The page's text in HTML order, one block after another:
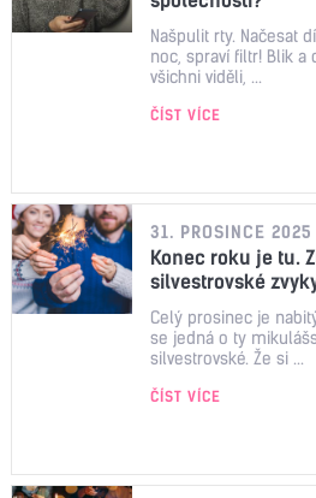
Našpulit rty. Načesat
noc, spraví filtr! Blik a
všichni viděli, ...
ČÍST VÍCE
31. PROSINCE 2025
Konec roku je tu.
silvestrovské
Celý prosinec je
se jedná o ty
silvestrovské. Že si ...
ČÍST VÍCE